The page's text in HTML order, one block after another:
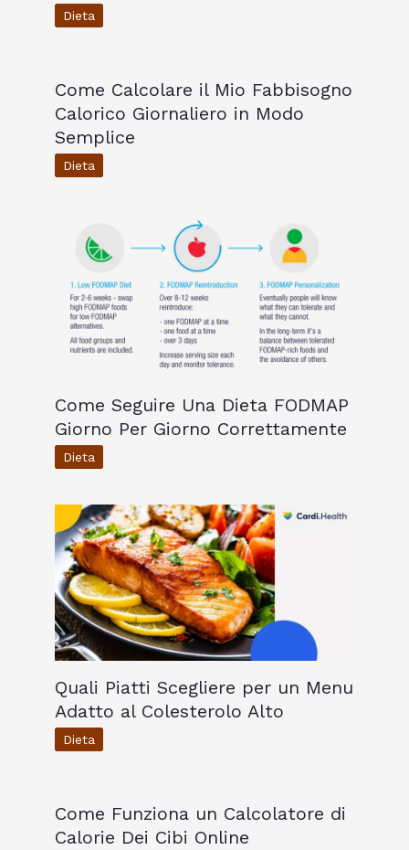
Dieta
Come Calcolare il Mio Fabbisogno
Calorico Giornaliero in Modo
Semplice
Dieta
Come Seguire Una Dieta FODMAP
Giorno Per Giorno Correttamente
Dieta
Quali Piatti Scegliere per un Menu
Adatto al Colesterolo Alto
Dieta
Come Funziona un Calcolatore di
Calorie Dei Cibi Online